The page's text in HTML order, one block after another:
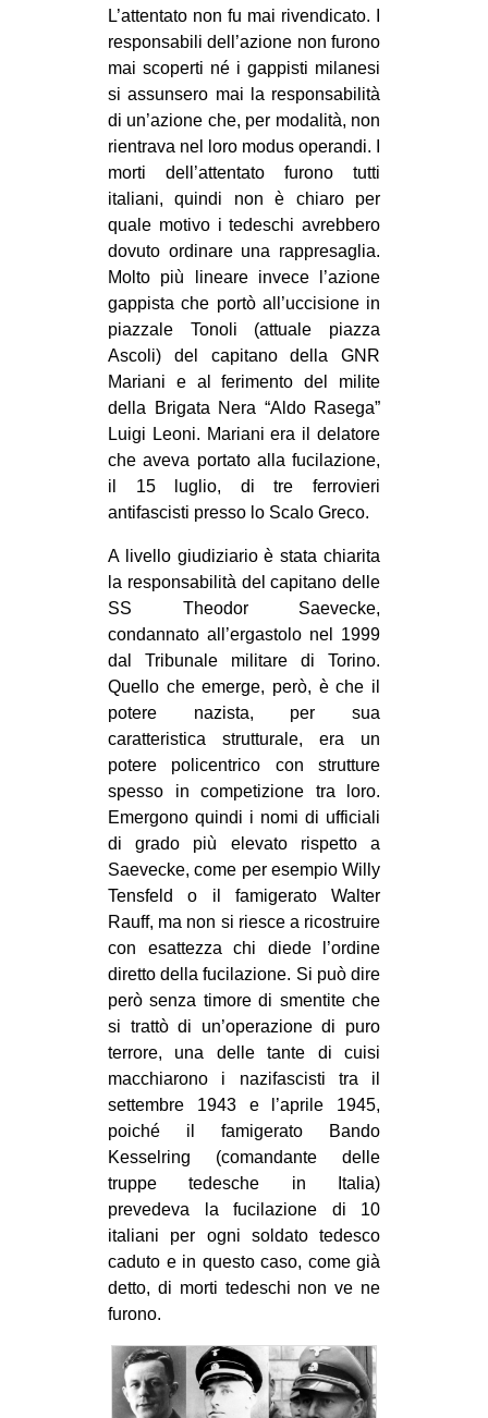
L’attentato non fu mai rivendicato. I
responsabili dell’azione non furono
mai scoperti né i gappisti milanesi
si assunsero mai la responsabilità
di un’azione che, per modalità, non
rientrava nel loro modus operandi. I
morti dell’attentato furono tutti
italiani, quindi non è chiaro per
quale motivo i tedeschi avrebbero
dovuto ordinare una rappresaglia.
Molto più lineare invece l’azione
gappista che portò all’uccisione in
piazzale Tonoli (attuale piazza
Ascoli) del capitano della GNR
Mariani e al ferimento del milite
della Brigata Nera “Aldo Rasega”
Luigi Leoni. Mariani era il delatore
che aveva portato alla fucilazione,
il 15 luglio, di tre ferrovieri
antifascisti presso lo Scalo Greco.
A livello giudiziario è stata chiarita
la responsabilità del capitano delle
SS Theodor Saevecke,
condannato all’ergastolo nel 1999
dal Tribunale militare di Torino.
Quello che emerge, però, è che il
potere nazista, per sua
caratteristica strutturale, era un
potere policentrico con strutture
spesso in competizione tra loro.
Emergono quindi i nomi di ufficiali
di grado più elevato rispetto a
Saevecke, come per esempio Willy
Tensfeld o il famigerato Walter
Rauff, ma non si riesce a ricostruire
con esattezza chi diede l’ordine
diretto della fucilazione. Si può dire
però senza timore di smentite che
si trattò di un’operazione di puro
terrore, una delle tante di cuisi
macchiarono i nazifascisti tra il
settembre 1943 e l’aprile 1945,
poiché il famigerato Bando
Kesselring (comandante delle
truppe tedesche in Italia)
prevedeva la fucilazione di 10
italiani per ogni soldato tedesco
caduto e in questo caso, come già
detto, di morti tedeschi non ve ne
furono.